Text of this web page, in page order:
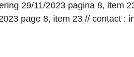
29/11/2023 pagina 8, item
page 8, item 23 // contact :